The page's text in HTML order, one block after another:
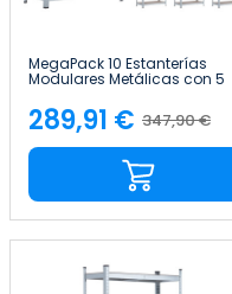
MegaPack 10 Estanterías
Modulares Metálicas con 5
90x40x180cm 7house
Precio
base
347,90 €
Precio
289,91 €